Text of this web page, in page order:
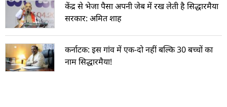
केंद्र से भेजा पैसा अपनी जेब में रख लेती है सिद्धारमैया
सरकार: अमित शाह
कर्नाटक: इस गांव में एक-दो नहीं बल्कि 30 बच्चों का
नाम सिद्धारमैया!